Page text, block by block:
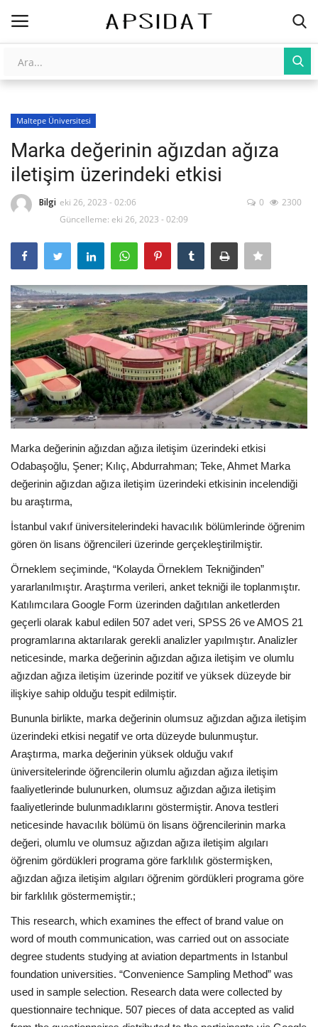
Giriş Kayıt Ol
AnaSayfa
Galeri
İletişim
Üniversite Yayınları
Tarım
E-Devlet Sistemleri
Enerji
Tubitak
Teknoloji Kurumu
Teknoloji
Yazılım Dilleri
Makaleler
Programlar
Yazılımlar
Bilgiler
Maltepe Üniversitesi
Marka değerinin ağızdan ağıza
iletişim üzerindeki etkisi
Bilgi eki 26, 2023 - 02:06
Güncelleme: eki 26, 2023 - 02:09
0 2300
Marka değerinin ağızdan ağıza iletişim üzerindeki etkisi
Odabaşoğlu, Şener; Kılıç, Abdurrahman; Teke, Ahmet Marka
değerinin ağızdan ağıza iletişim üzerindeki etkisinin incelendiği
bu araştırma,
İstanbul vakıf üniversitelerindeki havacılık bölümlerinde öğrenim
gören ön lisans öğrencileri üzerinde gerçekleştirilmiştir.
Örneklem seçiminde, “Kolayda Örneklem Tekniğinden”
yararlanılmıştır. Araştırma verileri, anket tekniği ile toplanmıştır.
Katılımcılara Google Form üzerinden dağıtılan anketlerden
geçerli olarak kabul edilen 507 adet veri, SPSS 26 ve AMOS 21
programlarına aktarılarak gerekli analizler yapılmıştır. Analizler
neticesinde, marka değerinin ağızdan ağıza iletişim ve olumlu
ağızdan ağıza iletişim üzerinde pozitif ve yüksek düzeyde bir
ilişkiye sahip olduğu tespit edilmiştir.
Bununla birlikte, marka değerinin olumsuz ağızdan ağıza iletişim
üzerindeki etkisi negatif ve orta düzeyde bulunmuştur.
Araştırma, marka değerinin yüksek olduğu vakıf
üniversitelerinde öğrencilerin olumlu ağızdan ağıza iletişim
faaliyetlerinde bulunurken, olumsuz ağızdan ağıza iletişim
faaliyetlerinde bulunmadıklarını göstermiştir. Anova testleri
neticesinde havacılık bölümü ön lisans öğrencilerinin marka
değeri, olumlu ve olumsuz ağızdan ağıza iletişim algıları
öğrenim gördükleri programa göre farklılık göstermişken,
ağızdan ağıza iletişim algıları öğrenim gördükleri programa göre
bir farklılık göstermemiştir.;
This research, which examines the effect of brand value on
word of mouth communication, was carried out on associate
degree students studying at aviation departments in Istanbul
foundation universities. “Convenience Sampling Method” was
used in sample selection. Research data were collected by
questionnaire technique. 507 pieces of data accepted as valid